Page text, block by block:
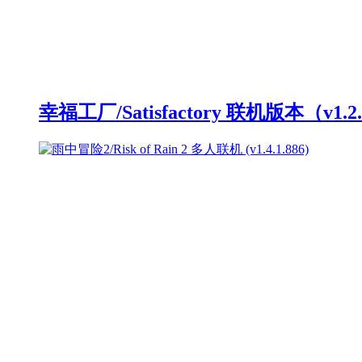
幸福工厂/Satisfactory 联机版本（